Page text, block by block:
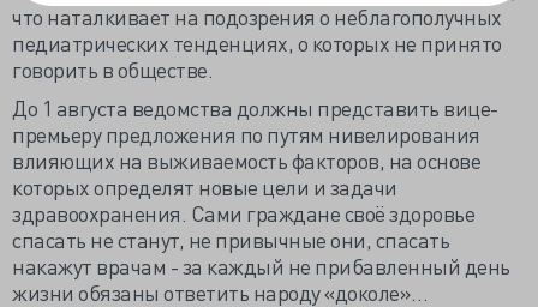
что наталкивает на подозрения о неблагополучных
педиатрических тенденциях, о которых не принято
говорить в обществе.
До 1 августа ведомства должны представить вице-
премьеру предложения по путям нивелирования
влияющих на выживаемость факторов, на основе
которых определят новые цели и задачи
здравоохранения. Сами граждане своё здоровье
спасать не станут, не привычные они, спасать
накажут врачам - за каждый не прибавленный день
жизни обязаны ответить народу «доколе»…